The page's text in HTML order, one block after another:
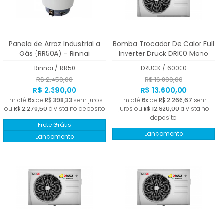
Panela de Arroz Industrial a
Gás (RR50A) - Rinnai
Rinnai / RR50
R$ 2.450,00
R$ 2.390,00
Em até 6xde R$ 398,33 sem juros
ou R$ 2.270,50 à vista no deposito
Frete Grátis
Lançamento
Bomba Trocador De Calor Full
Inverter Druck DRI60 Mono
220V Branco Wi-fi 6000 BTUs
DRUCK / 60000
R$ 16.800,00
R$ 13.600,00
Em até 6xde R$ 2.266,67 sem
juros ou R$ 12.920,00 à vista no
deposito
Lançamento